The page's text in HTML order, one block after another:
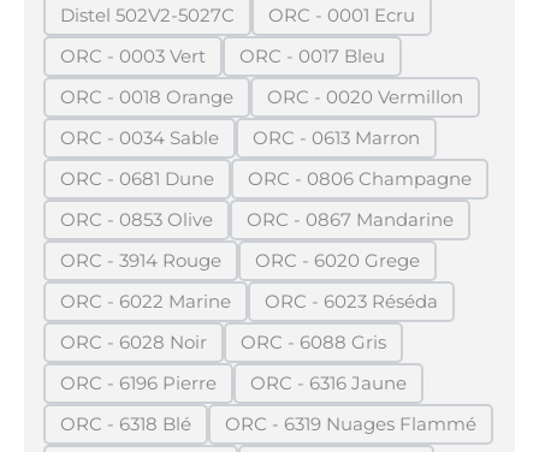
Distel 502V2-5027C
(Diese Option ist zurzeit nicht verfügbar.)
ORC - 0001 Ecru
(Diese Option ist zurzeit
ORC - 0003 Vert
(Diese Option ist zurzeit nicht verfügbar.)
ORC - 0017 Bleu
(Diese Option ist zurzeit
ORC - 0018 Orange
(Diese Option ist zurzeit nicht verfügbar.)
ORC - 0020 Vermillon
(Diese Option ist
ORC - 0034 Sable
(Diese Option ist zurzeit nicht verfügbar.)
ORC - 0613 Marron
(Diese Option ist zurzeit
ORC - 0681 Dune
(Diese Option ist zurzeit nicht verfügbar.)
ORC - 0806 Champagne
(Diese Option ist
ORC - 0853 Olive
(Diese Option ist zurzeit nicht verfügbar.)
ORC - 0867 Mandarine
(Diese Option ist
ORC - 3914 Rouge
(Diese Option ist zurzeit nicht verfügbar.)
ORC - 6020 Grege
(Diese Option ist zurzeit
ORC - 6022 Marine
(Diese Option ist zurzeit nicht verfügbar.)
ORC - 6023 Réséda
(Diese Option ist
ORC - 6028 Noir
(Diese Option ist zurzeit nicht verfügbar.)
ORC - 6088 Gris
(Diese Option ist zurzeit
ORC - 6196 Pierre
(Diese Option ist zurzeit nicht verfügbar.)
ORC - 6316 Jaune
(Diese Option ist zurzeit
ORC - 6318 Blé
(Diese Option ist zurzeit nicht verfügbar.)
ORC - 6319 Nuages Flammé
(Diese Option ist